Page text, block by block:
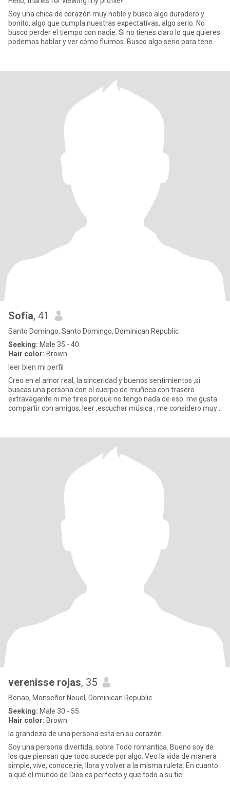
Soy una chica de corazón muy noble y busco algo duradero y
bonito, algo que cumpla nuestras expectativas, algo serio. No
busco perder el tiempo con nadie. Si no tienes claro lo que quieres
podemos hablar y ver cómo fluimos. Busco algo serio para tene
Sofía, 41
Santo Domingo, Santo Domingo, Dominican Republic
Seeking: Male 35 - 40
Hair color: Brown
leer bien mi perfil
Creo en el amor real, la sinceridad y buenos sentimientos ,si
buscas una persona con el cuerpo de muñeca con trasero
extravagante ni me tires porque no tengo nada de eso. me gusta
compartir con amigos, leer ,escuchar música , me considero muy
verenisse rojas, 35
Bonao, Monseñor Nouel, Dominican Republic
Seeking: Male 30 - 55
Hair color: Brown
la grandeza de una persona esta en su corazón
Soy una persona divertida, sobre Todo romantica. Bueno soy de
los que piensan que todo sucede por algo. Veo la vida de manera
simple, vive, conoce,ríe, llora y volver a la misma ruleta. En cuanto
a qué el mundo de Dios es perfecto y que todo a su tie